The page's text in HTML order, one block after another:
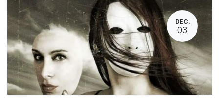
DEC.
03